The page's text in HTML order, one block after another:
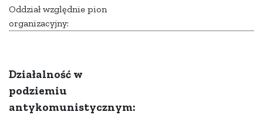
Oddział względnie pion
organizacyjny:
Działalność w
podziemiu
antykomunistycznym: